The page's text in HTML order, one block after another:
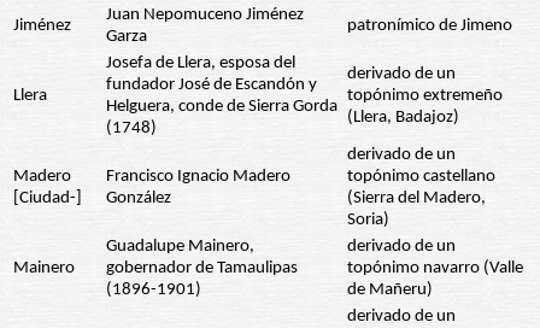
Jiménez
Juan Nepomuceno Jiménez
Garza
patronímico de Jimeno
Llera
Josefa de Llera, esposa del
fundador José de Escandón y
Helguera, conde de Sierra Gorda
(1748)
derivado de un
topónimo extremeño
(Llera, Badajoz)
Madero
[Ciudad-]
Francisco Ignacio Madero
González
derivado de un
topónimo castellano
(Sierra del Madero,
Soria)
Mainero
Guadalupe Mainero,
gobernador de Tamaulipas
(1896-1901)
derivado de un
topónimo navarro (Valle
de Mañeru)
derivado de un